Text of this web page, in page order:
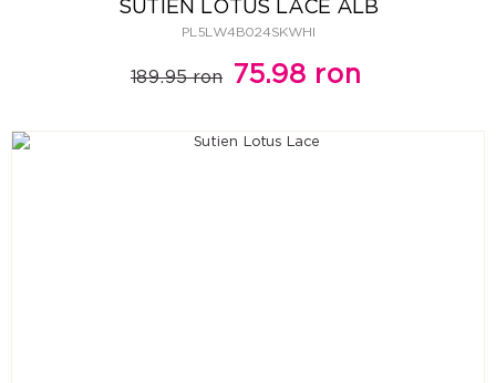
SUTIEN LOTUS LACE ALB
PL5LW4B024SKWHI
189.95 ron 75.98 ron